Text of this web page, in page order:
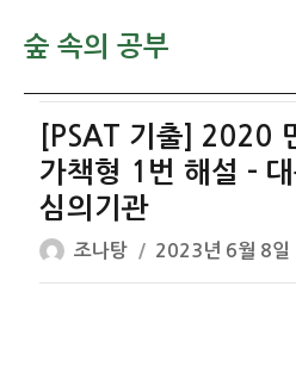
숲 속의 공부
[PSAT 기출] 2020
가책형 1번 해설 –
심의기관
글
쓴
조나탕
작
성
2023년 6월 8일